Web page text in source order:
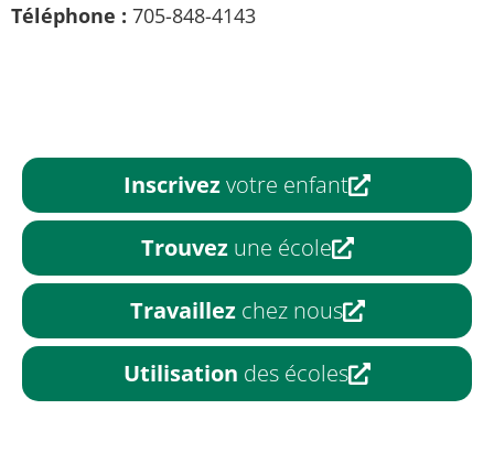
Téléphone : 705-848-4143
Inscrivezvotre enfant
Trouvezune école
Travaillezchez nous
Utilisation des écoles